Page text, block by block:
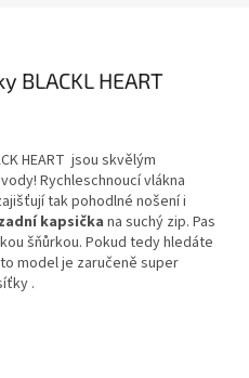
BLACKL HEART
HEART jsou skvělým
Rychleschnoucí vlákna
tak pohodlné nošení i
zadní kapsička na suchý zip. Pas
šňůrkou. Pokud tedy hledáte
model je zaručeně super
.